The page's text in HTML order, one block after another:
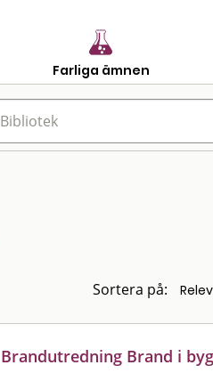
Farliga ämnen
Sortera på:
Brandutredning Brand i